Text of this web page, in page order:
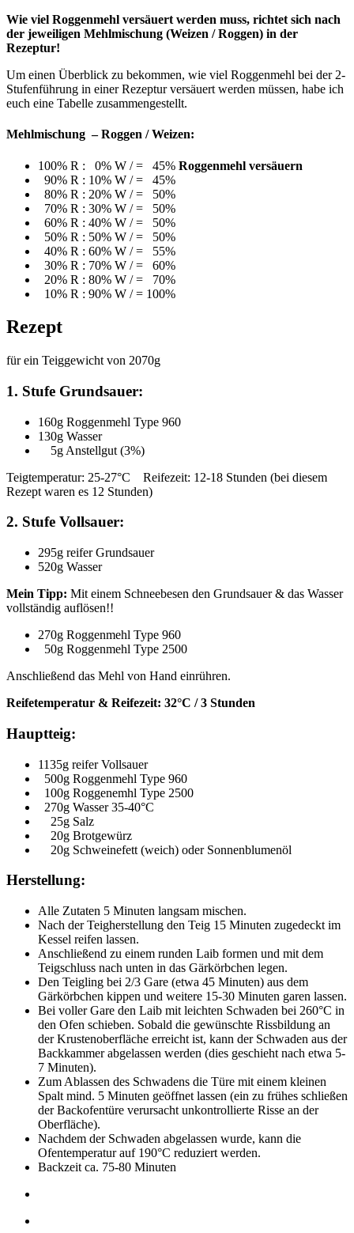
Wie viel Roggenmehl versäuert werden muss, richtet sich nach
der jeweiligen Mehlmischung (Weizen / Roggen) in der
Rezeptur!
Um einen Überblick zu bekommen, wie viel Roggenmehl bei der 2-
Stufenführung in einer Rezeptur versäuert werden müssen, habe ich
euch eine Tabelle zusammengestellt.
Mehlmischung – Roggen / Weizen:
100% R : 0% W / = 45% Roggenmehl versäuern
90% R : 10% W / = 45%
80% R : 20% W / = 50%
70% R : 30% W / = 50%
60% R : 40% W / = 50%
50% R : 50% W / = 50%
40% R : 60% W / = 55%
30% R : 70% W / = 60%
20% R : 80% W / = 70%
10% R : 90% W / = 100%
Rezept
für ein Teiggewicht von 2070g
1. Stufe Grundsauer:
160g Roggenmehl Type 960
130g Wasser
5g Anstellgut (3%)
Teigtemperatur: 25-27°C Reifezeit: 12-18 Stunden (bei diesem
Rezept waren es 12 Stunden)
2. Stufe Vollsauer:
295g reifer Grundsauer
520g Wasser
Mein Tipp: Mit einem Schneebesen den Grundsauer & das Wasser
vollständig auflösen!!
270g Roggenmehl Type 960
50g Roggenmehl Type 2500
Anschließend das Mehl von Hand einrühren.
Reifetemperatur & Reifezeit: 32°C / 3 Stunden
Hauptteig:
1135g reifer Vollsauer
500g Roggenmehl Type 960
100g Roggenemhl Type 2500
270g Wasser 35-40°C
25g Salz
20g Brotgewürz
20g Schweinefett (weich) oder Sonnenblumenöl
Herstellung:
Alle Zutaten 5 Minuten langsam mischen.
Nach der Teigherstellung den Teig 15 Minuten zugedeckt im
Kessel reifen lassen.
Anschließend zu einem runden Laib formen und mit dem
Teigschluss nach unten in das Gärkörbchen legen.
Den Teigling bei 2/3 Gare (etwa 45 Minuten) aus dem
Gärkörbchen kippen und weitere 15-30 Minuten garen lassen.
Bei voller Gare den Laib mit leichten Schwaden bei 260°C in
den Ofen schieben. Sobald die gewünschte Rissbildung an
der Krustenoberfläche erreicht ist, kann der Schwaden aus der
Backkammer abgelassen werden (dies geschieht nach etwa 5-
7 Minuten).
Zum Ablassen des Schwadens die Türe mit einem kleinen
Spalt mind. 5 Minuten geöffnet lassen (ein zu frühes schließen
der Backofentüre verursacht unkontrollierte Risse an der
Oberfläche).
Nachdem der Schwaden abgelassen wurde, kann die
Ofentemperatur auf 190°C reduziert werden.
Backzeit ca. 75-80 Minuten